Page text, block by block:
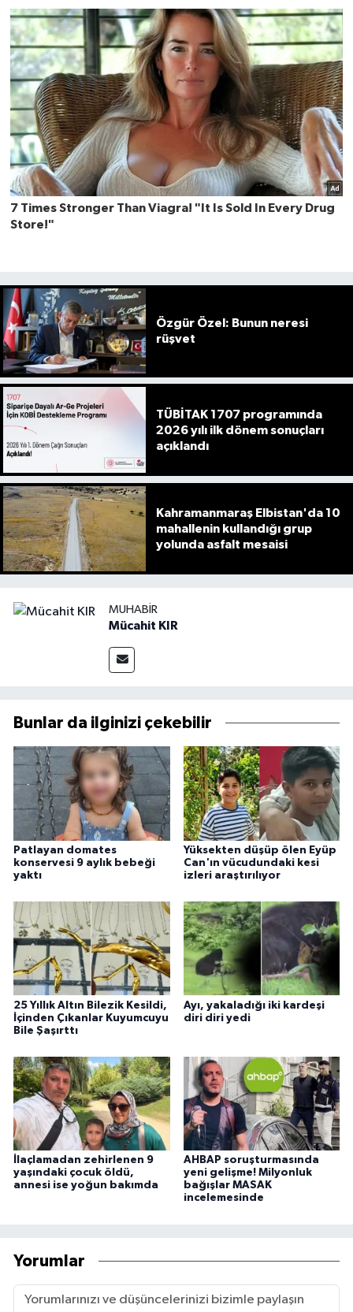
Özgür Özel: Bunun neresi
rüşvet
TÜBİTAK 1707 programında
2026 yılı ilk dönem sonuçları
açıklandı
Kahramanmaraş Elbistan'da 10
mahallenin kullandığı grup
yolunda asfalt mesaisi
MUHABIR
Mücahit KIR
Bunlar da ilginizi çekebilir
Patlayan domates
konservesi 9 aylık bebeği
yaktı
Yüksekten düşüp ölen Eyüp
Can'ın vücudundaki kesi
izleri araştırılıyor
25 Yıllık Altın Bilezik Kesildi,
İçinden Çıkanlar Kuyumcuyu
Bile Şaşırttı
Ayı, yakaladığı iki kardeşi
diri diri yedi
İlaçlamadan zehirlenen 9
yaşındaki çocuk öldü,
annesi ise yoğun bakımda
AHBAP soruşturmasında
yeni gelişme! Milyonluk
bağışlar MASAK
incelemesinde
Yorumlar